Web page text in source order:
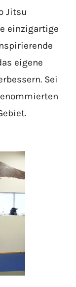
Jitsu
einzigartige
eigene
Sei